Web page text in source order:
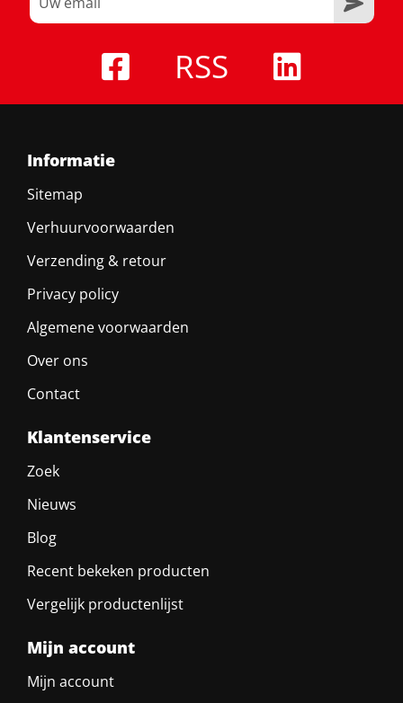
RSS
Informatie
Sitemap
Verhuurvoorwaarden
Verzending & retour
Privacy policy
Algemene voorwaarden
Over ons
Contact
Klantenservice
Zoek
Nieuws
Blog
Recent bekeken producten
Vergelijk productenlijst
Mijn account
Mijn account